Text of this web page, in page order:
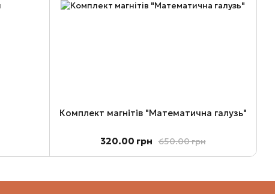
Комплект магнітів "Математична галузь"
650.00 грн
320.00 грн